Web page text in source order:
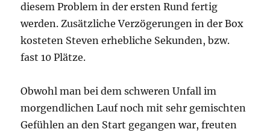
diesem Problem in der ersten Rund fertig
werden. Zusätzliche Verzögerungen in der Box
kosteten Steven erhebliche Sekunden, bzw.
fast 10 Plätze.
Obwohl man bei dem schweren Unfall im
morgendlichen Lauf noch mit sehr gemischten
Gefühlen an den Start gegangen war, freuten